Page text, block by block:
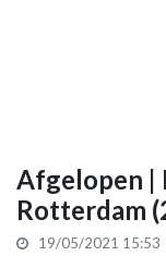
Afgelopen |
Rotterdam
19/05/2021 15:53